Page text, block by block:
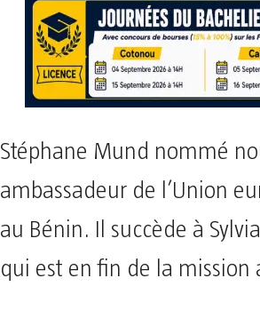
Stéphane Mund nommé
ambassadeur de l’Union
au Bénin. Il succède à
qui est en fin de la mission